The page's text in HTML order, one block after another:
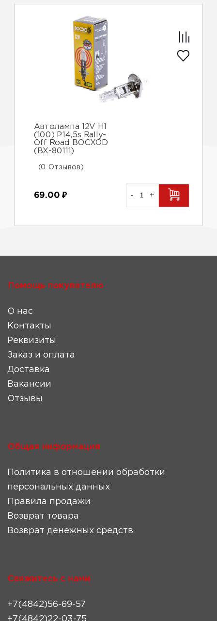
Автолампа 12V H1
(100) P14,5s Rally-
Off Road BOCXOD
(ВХ-80111)
(0 Отзывов)
69.00 ₽ - +
Помощь покупателю
О нас
Контакты
Реквизиты
Заказ и оплата
Доставка
Вакансии
Отзывы
Общая информация
Политика в отношении обработки
персональных данных
Правила продажи
Возврат товара
Возврат денежных средств
Свяжитесь с нами
+7(4842)56-69-57
+7(4842)22-03-75